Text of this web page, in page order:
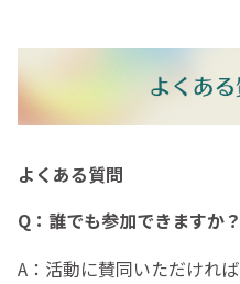
よくある質問
Q：誰でも参加できますか？
A：活動に賛同いただけれ